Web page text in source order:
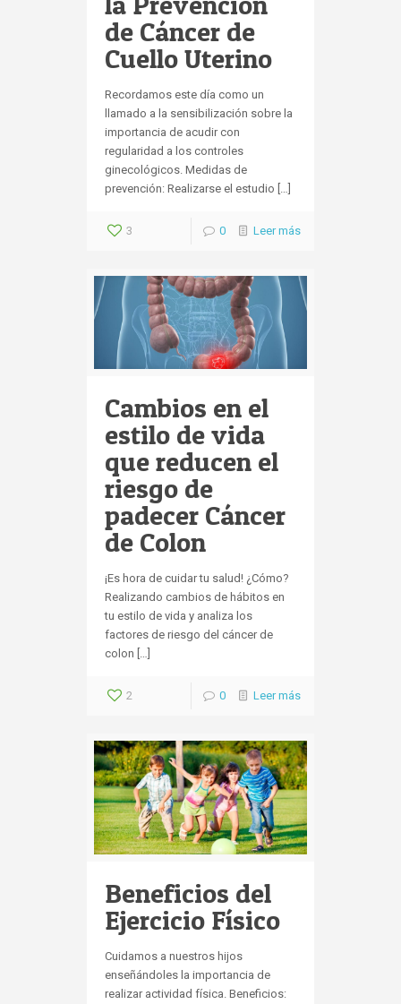
de Cáncer de
Cuello Uterino
Recordamos este día como un
llamado a la sensibilización sobre la
importancia de acudir con
regularidad a los controles
ginecológicos. Medidas de
prevención: Realizarse el estudio […]
3 0 Leer más
Cambios en el
estilo de vida
que reducen el
riesgo de
padecer Cáncer
de Colon
¡Es hora de cuidar tu salud! ¿Cómo?
Realizando cambios de hábitos en
tu estilo de vida y analiza los
factores de riesgo del cáncer de
colon […]
2 0 Leer más
Beneficios del
Ejercicio Físico
Cuidamos a nuestros hijos
enseñándoles la importancia de
realizar actividad física. Beneficios: